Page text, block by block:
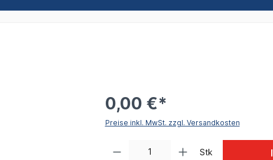
0,00 €*
Preise inkl. MwSt. zzgl. Versandkosten
Stk